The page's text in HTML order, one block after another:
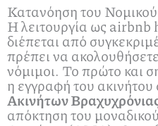
Κατανόηση του
Η λειτουργία ως airbnb
διέπεται από
πρέπει να
νόμιμοι. Το πρώτο και
η εγγραφή του ακινήτου
Ακινήτων
απόκτηση του